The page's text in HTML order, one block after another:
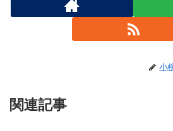
小
関連記事